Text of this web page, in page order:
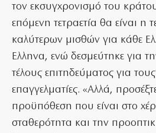
τον εκσυγχρονισμό του
επόμενη τετραετία θα είναι η
καλύτερων μισθών για κάθε
Ελληνα, ενώ δεσμεύτηκε για
τέλους επιτηδεύματος για
επαγγελματίες. «Αλλά,
προϋπόθεση που είναι στο
σταθερότητα και την